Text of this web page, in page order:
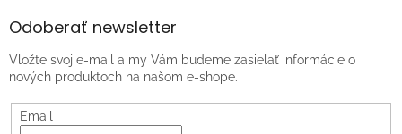
Odoberať newsletter
Vložte svoj e-mail a my Vám budeme zasielať informácie o
nových produktoch na našom e-shope.
Email